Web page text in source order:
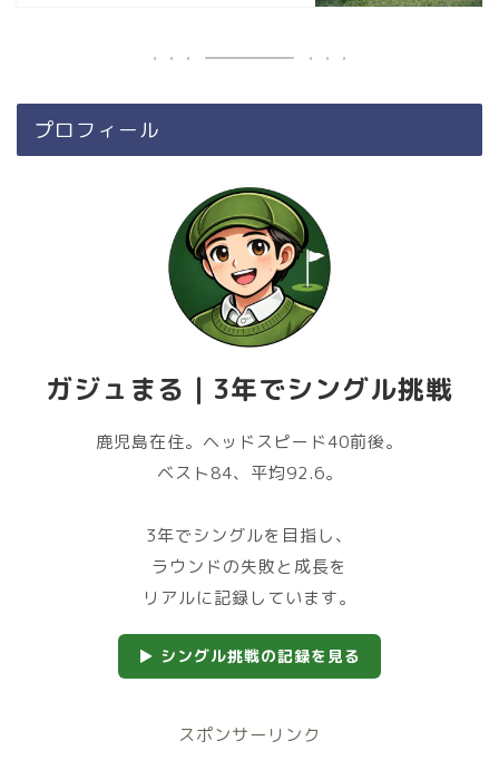
プロフィール
ガジュまる｜3年でシングル挑戦
鹿児島在住。ヘッドスピード40前後。
ベスト84、平均92.6。
3年でシングルを目指し、
ラウンドの失敗と成長を
リアルに記録しています。
▶ シングル挑戦の記録を見る
スポンサーリンク